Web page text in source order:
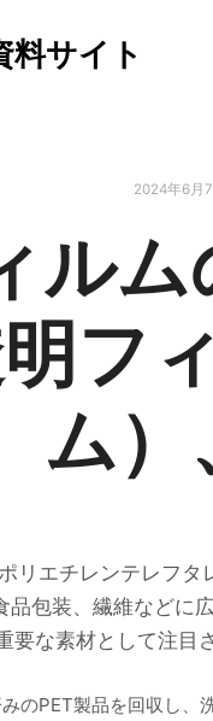
料サイト
2024年6月7
ル
フ
ム）
リエチレンテレフ
品包装、繊維などに
な素材として注目
のPET製品を回収し